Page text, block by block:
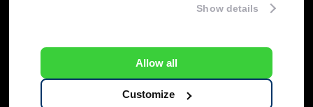
information that you’ve provided to them or that
Show details
Allow all
Customize